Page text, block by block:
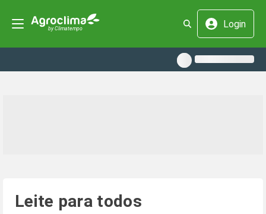
Login
Leite para todos